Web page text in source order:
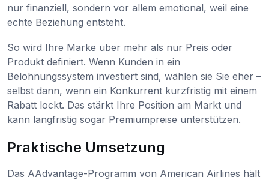
nur finanziell, sondern vor allem emotional, weil eine
echte Beziehung entsteht.
So wird Ihre Marke über mehr als nur Preis oder
Produkt definiert. Wenn Kunden in ein
Belohnungssystem investiert sind, wählen sie Sie eher –
selbst dann, wenn ein Konkurrent kurzfristig mit einem
Rabatt lockt. Das stärkt Ihre Position am Markt und
kann langfristig sogar Premiumpreise unterstützen.
Praktische Umsetzung
Das AAdvantage-Programm von American Airlines hält